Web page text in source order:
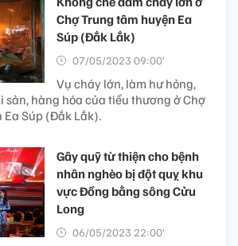
Chợ Trung tâm huyện Ea
Súp (Đắk Lắk)
07/05/2023 09:00’
Vụ cháy lớn, làm hư hỏng,
sản, hàng hóa của tiểu thương ở Chợ
Súp (Đắk Lắk).
Gây quỹ từ thiện cho bệnh
nhân nghèo bị đột quỵ khu
vực Đồng bằng sông Cửu
Long
06/05/2023 22:00’